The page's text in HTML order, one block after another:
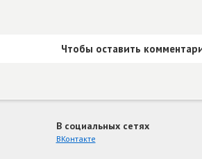
Чтобы оставить
В социальных сетях
ВКонтакте